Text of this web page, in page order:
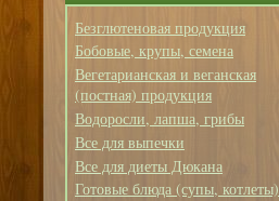
Безглютеновая продукция
Бобовые, крупы, семена
Вегетарианская и веганская
(постная) продукция
Водоросли, лапша, грибы
Все для выпечки
Все для диеты Дюкана
Готовые блюда (супы, котлеты)